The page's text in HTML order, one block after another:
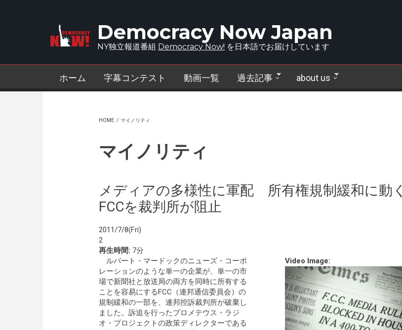
Democracy Now Japan
NY独立報道番組 Democracy Now! を日本語でお届けしています
ホーム 字幕コンテスト 動画一覧 過去記事 about us
HOME / マイノリティ
マイノリティ
メディアの多様性に軍配 所有権規制緩和に動く
FCCを裁判所が阻止
2011/7/8(Fri)
2
再生時間: 7分
Video Image:
ルパート・マードックのニューズ・コーポ
レーションのような単一の企業が、単一の市
場で新聞社と放送局の両方を同時に所有する
ことを容易にするFCC（連邦通信委員会）の
規制緩和の一部を、連邦控訴裁判所が破棄し
ました。訴追を行ったプロメテウス・ラジ
オ・プロジェクトの政策ディレクターである